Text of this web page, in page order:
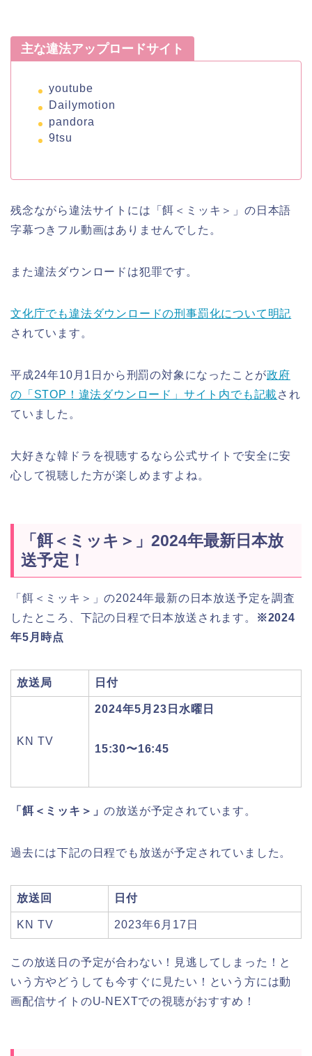
主な違法アップロードサイト
youtube
Dailymotion
pandora
9tsu
残念ながら違法サイトには「餌＜ミッキ＞」の日本語
字幕つきフル動画はありませんでした。
また違法ダウンロードは犯罪です。
文化庁でも違法ダウンロードの刑事罰化について明記
されています。
平成24年10月1日から刑罰の対象になったことが政府
の「STOP！違法ダウンロード」サイト内でも記載され
ていました。
大好きな韓ドラを視聴するなら公式サイトで安全に安
心して視聴した方が楽しめますよね。
「餌＜ミッキ＞」2024年最新日本放
送予定！
「餌＜ミッキ＞」の2024年最新の日本放送予定を調査
したところ、下記の日程で日本放送されます。
※2024
年5月時点
放送局 日付
KN TV
2024年5月23日水曜日
15:30〜16:45
「餌＜ミッキ＞」の放送が予定されています。
過去には下記の日程でも放送が予定されていました。
放送回 日付
KN TV 2023年6月17日
この放送日の予定が合わない！見逃してしまった！と
いう方やどうしても今すぐに見たい！という方には動
画配信サイトのU-NEXTでの視聴がおすすめ！